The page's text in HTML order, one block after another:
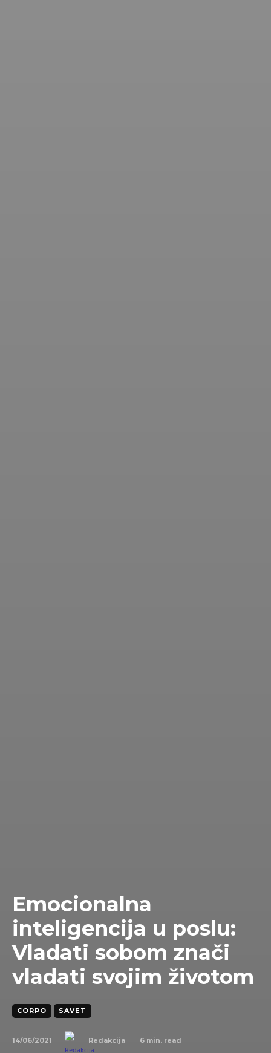
Emocionalna
inteligencija u poslu:
Vladati sobom znači
vladati svojim životom
CORPO SAVET
14/06/2021 Redakcija 6 min. read